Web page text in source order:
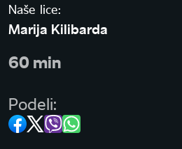
Naše lice:
Marija Kilibarda
60 min
Podeli: